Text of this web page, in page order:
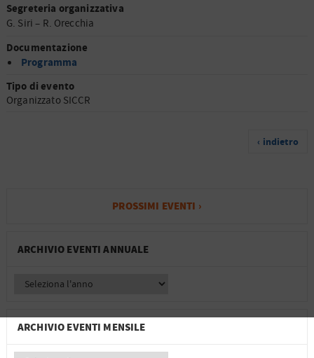
Segreteria organizzativa
G. Siri – R. Orecchia
Documentazione
Programma
Tipo di evento
Organizzato SICCR
‹ indietro
PROSSIMI EVENTI ›
ARCHIVIO EVENTI ANNUALE
ARCHIVIO EVENTI MENSILE